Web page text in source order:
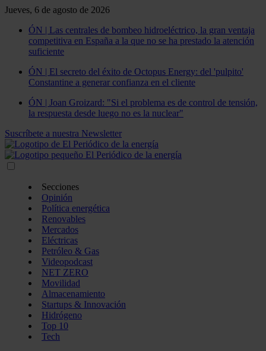
Jueves, 6 de agosto de 2026
ÓN | Las centrales de bombeo hidroeléctrico, la gran ventaja
competitiva en España a la que no se ha prestado la atención
suficiente
ÓN | El secreto del éxito de Octopus Energy: del 'pulpito'
Constantine a generar confianza en el cliente
ÓN | Joan Groizard: "Si el problema es de control de tensión,
la respuesta desde luego no es la nuclear"
Suscríbete a nuestra Newsletter
Secciones
Opinión
Política energética
Renovables
Mercados
Eléctricas
Petróleo & Gas
Videopodcast
NET ZERO
Movilidad
Almacenamiento
Startups & Innovación
Hidrógeno
Top 10
Tech